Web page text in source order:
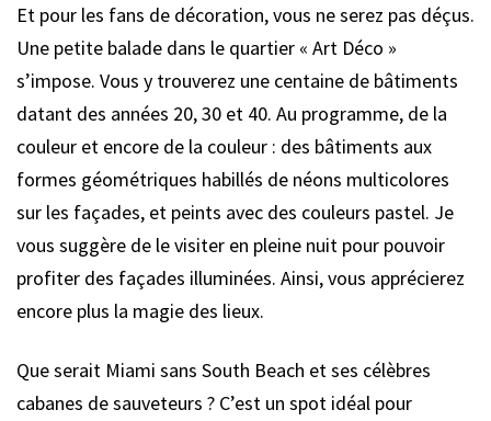
Et pour les fans de décoration, vous ne serez pas déçus.
Une petite balade dans le quartier « Art Déco »
s’impose. Vous y trouverez une centaine de bâtiments
datant des années 20, 30 et 40. Au programme, de la
couleur et encore de la couleur : des bâtiments aux
formes géométriques habillés de néons multicolores
sur les façades, et peints avec des couleurs pastel. Je
vous suggère de le visiter en pleine nuit pour pouvoir
profiter des façades illuminées. Ainsi, vous apprécierez
encore plus la magie des lieux.
Que serait Miami sans South Beach et ses célèbres
cabanes de sauveteurs ? C’est un spot idéal pour